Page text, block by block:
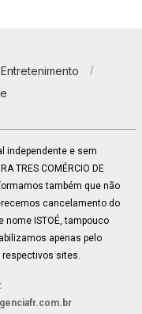
Entretenimento
independente e sem
TRES COMÉRCIO DE
também que não
cancelamento do
ISTOÉ, tampouco
apenas pelo
respectivos sites.